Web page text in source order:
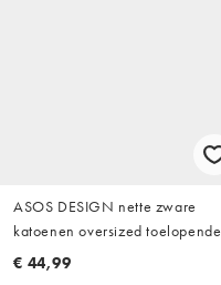
ASOS DESIGN nette zware
katoenen oversized toelopende
broek in bruin visgraat
€ 44,99